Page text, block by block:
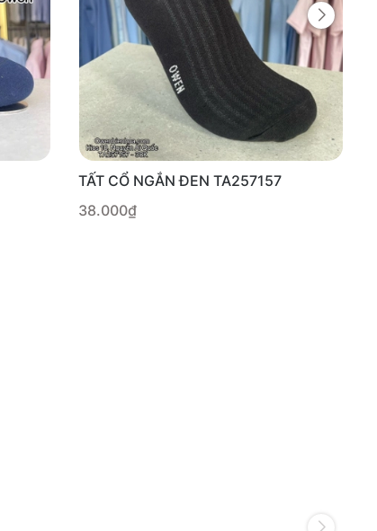
TẤT CỔ NGẮN ĐEN TA257157
38.000₫